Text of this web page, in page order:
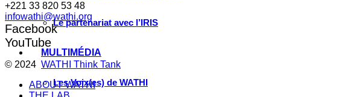
Le partenariat avec l’IRIS
MULTIMÉDIA
Les Voix(es) de WATHI
+221 33 820 53 48
infowathi@wathi.org
Facebook
YouTube
© 2024 WATHI Think Tank
ABOUT WATHI